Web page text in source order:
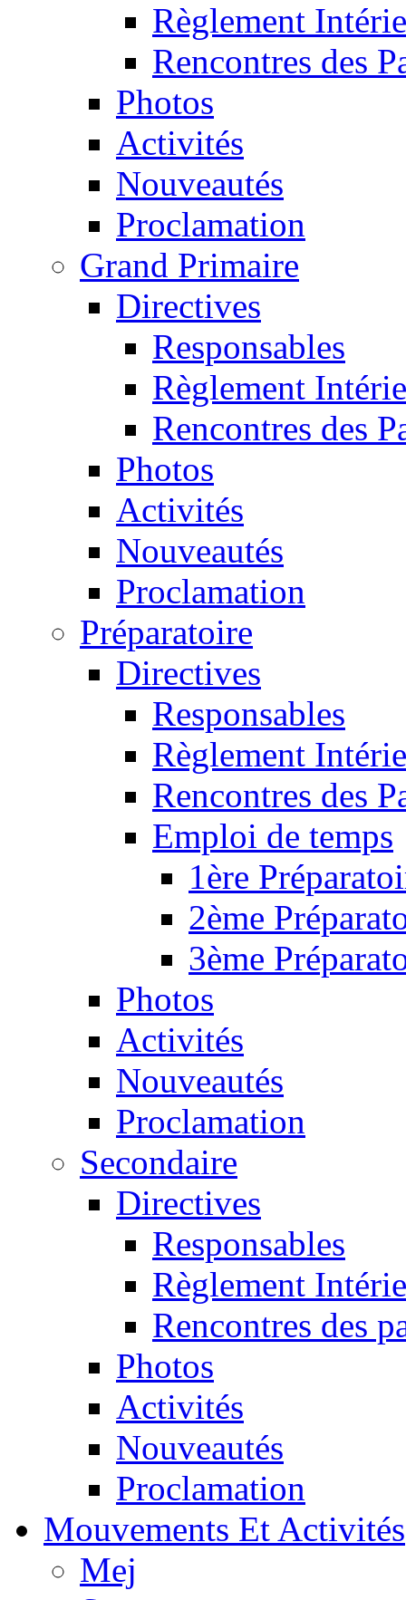
Règlement
Rencontres des
Photos
Activités
Nouveautés
Proclamation
Grand Primaire
Directives
Responsables
Règlement
Rencontres des
Photos
Activités
Nouveautés
Proclamation
Préparatoire
Directives
Responsables
Règlement
Rencontres des
Emploi de temps
1ère
2ème
3ème
Photos
Activités
Nouveautés
Proclamation
Secondaire
Directives
Responsables
Règlement
Rencontres des
Photos
Activités
Nouveautés
Proclamation
Mouvements Et Activités
Mej